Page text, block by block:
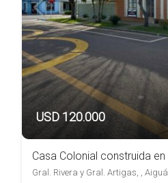
USD 120.000
Gral. Rivera y Gral. Artigas, , Aiguá